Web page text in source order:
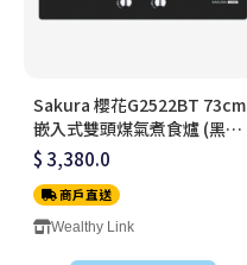
Sakura 櫻花G2522BT 73cm
嵌入式雙頭煤氣煮食爐 (黑色
玻璃) (連標準安裝)
$ 3,380.0
商戶直送
Wealthy Link